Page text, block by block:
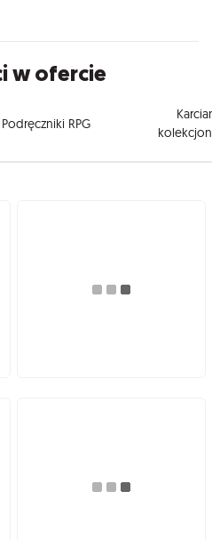
w ofercie
Podręczniki RPG